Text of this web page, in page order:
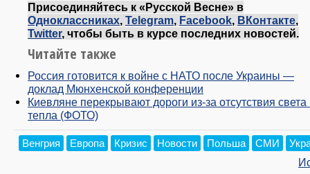
Присоединяйтесь к «Русской Весне» в
Одноклассниках, Telegram, Facebook, ВКонтакте,
Twitter, чтобы быть в курсе последних новостей.
Читайте также
Россия готовится к войне с НАТО после Украины —
доклад Мюнхенской конференции
Киевляне перекрывают дороги из-за отсутствия света
тепла (ФОТО)
Венгрия Европа Кризис Новости Польша СМИ